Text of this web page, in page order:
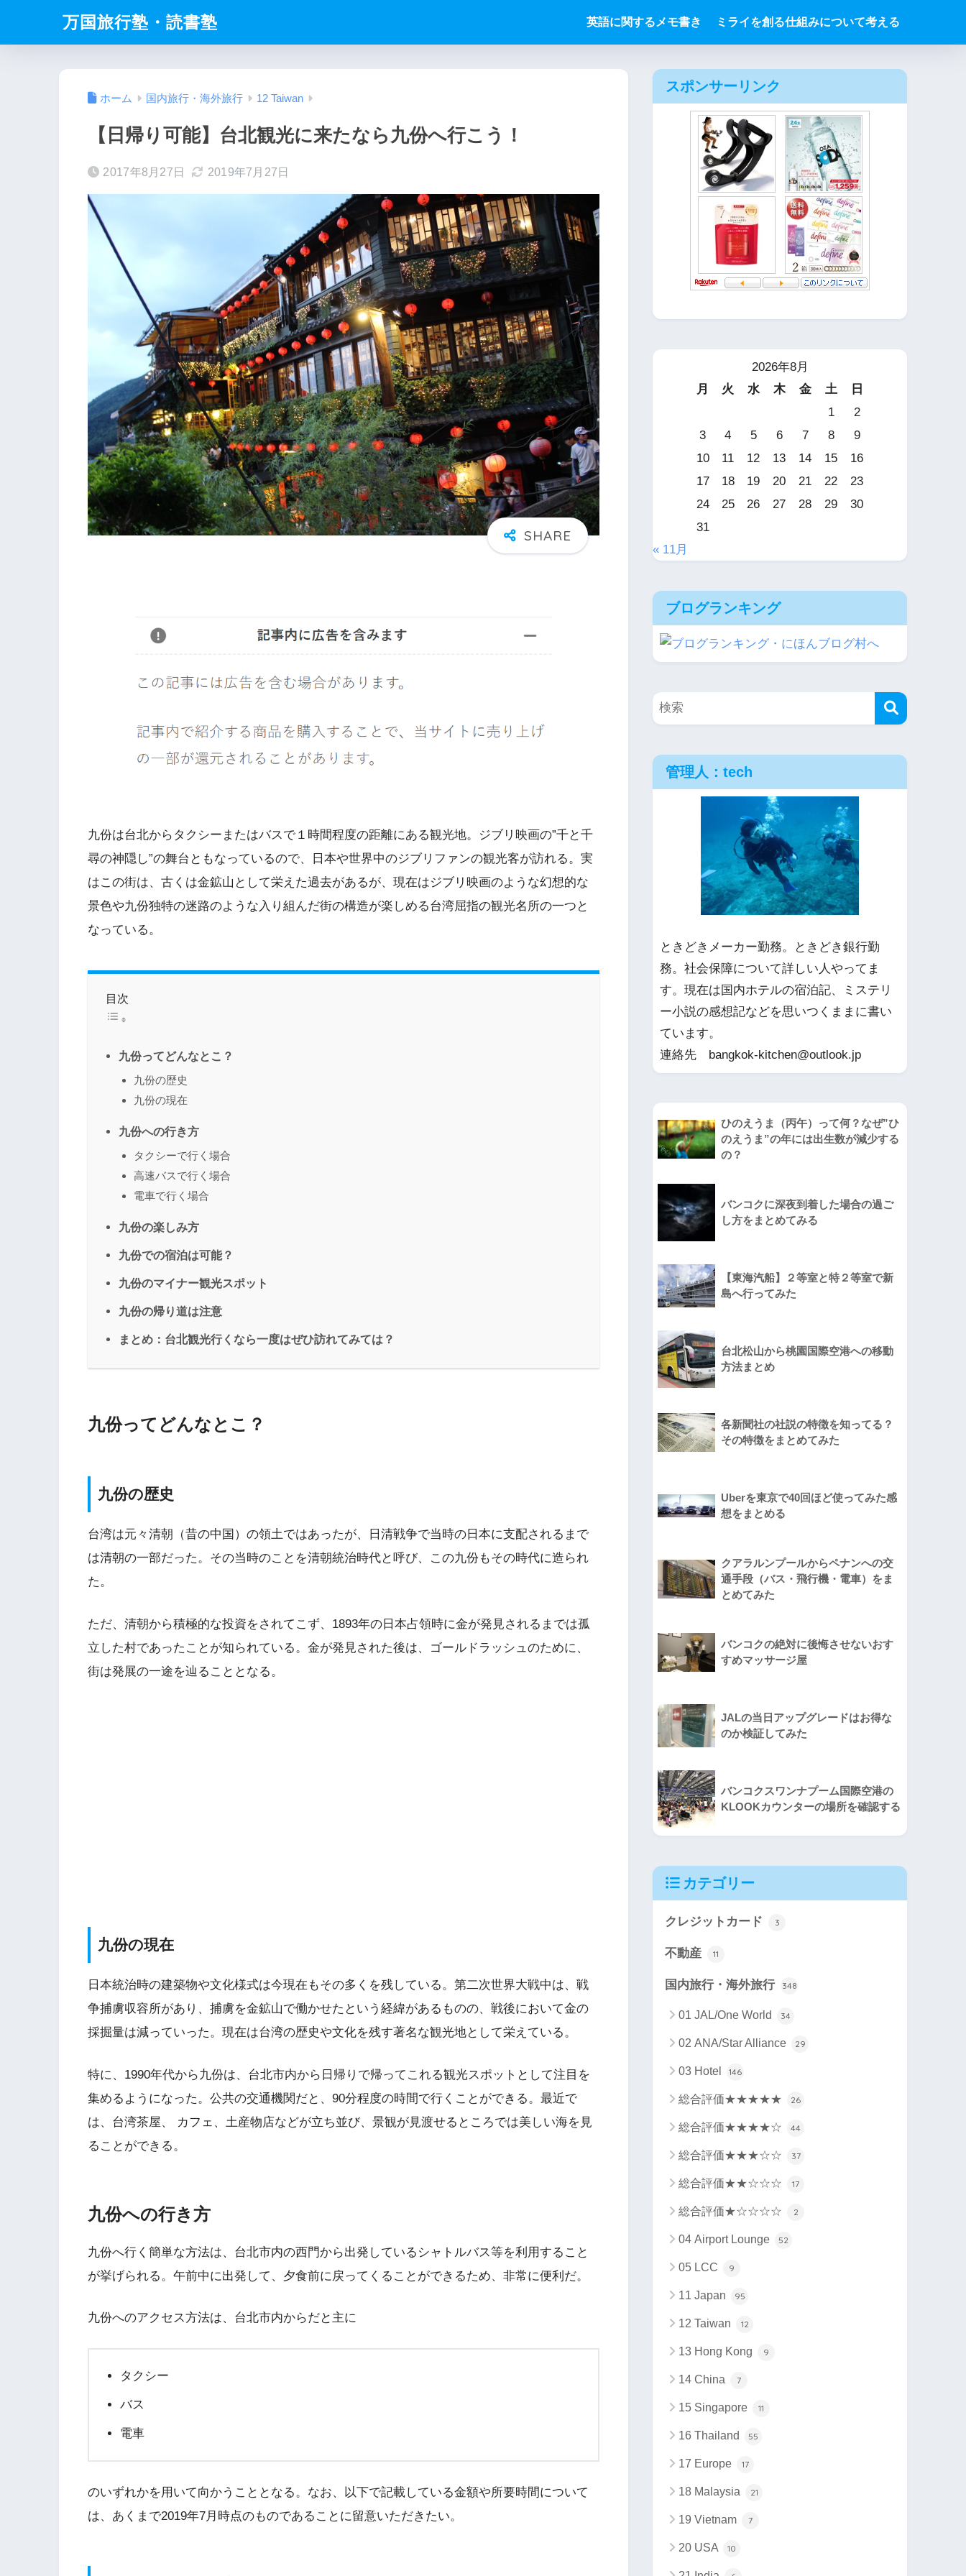
万国旅行塾・読書塾 英語に関するメモ書き ミライを創る仕組みについて考える
ホーム 国内旅行・海外旅行 12 Taiwan
【日帰り可能】台北観光に来たなら九份へ行こう！
2017年8月27日 2019年7月27日
九份は台北からタクシーまたはバスで１時間程度の距離にある観光地。ジブリ映画の”千と千
尋の神隠し”の舞台ともなっているので、日本や世界中のジブリファンの観光客が訪れる。実
はこの街は、古くは金鉱山として栄えた過去があるが、現在はジブリ映画のような幻想的な
景色や九份独特の迷路のような入り組んだ街の構造が楽しめる台湾屈指の観光名所の一つと
なっている。
目次
九份ってどんなとこ？
九份の歴史
九份の現在
九份への行き方
タクシーで行く場合
高速バスで行く場合
電車で行く場合
九份の楽しみ方
九份での宿泊は可能？
九份のマイナー観光スポット
九份の帰り道は注意
まとめ：台北観光行くなら一度はぜひ訪れてみては？
九份ってどんなとこ？
九份の歴史
台湾は元々清朝（昔の中国）の領土ではあったが、日清戦争で当時の日本に支配されるまで
は清朝の一部だった。その当時のことを清朝統治時代と呼び、この九份もその時代に造られ
た。
ただ、清朝から積極的な投資をされてこず、1893年の日本占領時に金が発見されるまでは孤
立した村であったことが知られている。金が発見された後は、ゴールドラッシュのために、
街は発展の一途を辿ることとなる。
九份の現在
日本統治時の建築物や文化様式は今現在もその多くを残している。第二次世界大戦中は、戦
争捕虜収容所があり、捕虜を金鉱山で働かせたという経緯があるものの、戦後において金の
採掘量は減っていった。現在は台湾の歴史や文化を残す著名な観光地として栄えている。
特に、1990年代から九份は、台北市内から日帰りで帰ってこれる観光スポットとして注目を
集めるようになった。公共の交通機関だと、90分程度の時間で行くことができる。最近で
は、台湾茶屋、 カフェ、土産物店などが立ち並び、景観が見渡せるところでは美しい海を見
ることができる。
九份への行き方
九份へ行く簡単な方法は、台北市内の西門から出発しているシャトルバス等を利用すること
が挙げられる。午前中に出発して、夕食前に戻ってくることができるため、非常に便利だ。
九份へのアクセス方法は、台北市内からだと主に
タクシー
バス
電車
のいずれかを用いて向かうこととなる。なお、以下で記載している金額や所要時間について
は、あくまで2019年7月時点のものであることに留意いただきたい。
スポンサーリンク
2026年8月
月
火 水 木 金 土
日
1
2
3
4 5 6 7 8
9
10
11 12 13 14 15
16
17
18 19 20 21 22
23
24
25 26 27 28 29
30
31
« 11月
ブログランキング
管理人：tech
ときどきメーカー勤務。ときどき銀行勤
務。社会保障について詳しい人やってま
す。現在は国内ホテルの宿泊記、ミステリ
ー小説の感想記などを思いつくままに書い
ています。
連絡先 bangkok-kitchen@outlook.jp
ひのえうま（丙午）って何？なぜ”ひ
のえうま”の年には出生数が減少する
の？
バンコクに深夜到着した場合の過ご
し方をまとめてみる
【東海汽船】２等室と特２等室で新
島へ行ってみた
台北松山から桃園国際空港への移動
方法まとめ
各新聞社の社説の特徴を知ってる？
その特徴をまとめてみた
Uberを東京で40回ほど使ってみた感
想をまとめる
クアラルンプールからペナンへの交
通手段（バス・飛行機・電車）をま
とめてみた
バンコクの絶対に後悔させないおす
すめマッサージ屋
JALの当日アップグレードはお得な
のか検証してみた
バンコクスワンナプーム国際空港の
KLOOKカウンターの場所を確認する
カテゴリー
クレジットカード 3
不動産 11
国内旅行・海外旅行 348
01 JAL/One World 34
02 ANA/Star Alliance 29
03 Hotel 146
総合評価★★★★★ 26
総合評価★★★★☆ 44
総合評価★★★☆☆ 37
総合評価★★☆☆☆ 17
総合評価★☆☆☆☆ 2
04 Airport Lounge 52
05 LCC 9
11 Japan 95
12 Taiwan 12
13 Hong Kong 9
14 China 7
15 Singapore 11
16 Thailand 55
17 Europe 17
18 Malaysia 21
19 Vietnam 7
20 USA 10